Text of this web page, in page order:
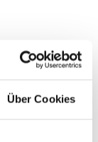
Über Cookies